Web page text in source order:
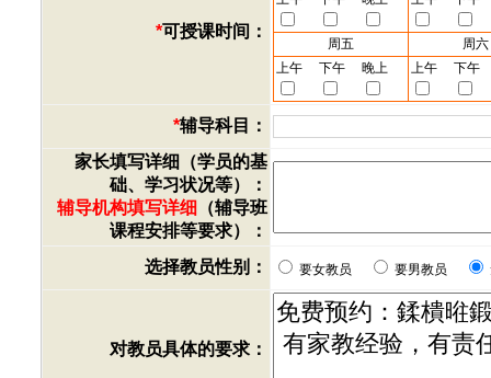
*可授课时间：
周五
周六
上午
下午 晚上 上午 下午
*辅导科目：
家长填写详细（学员的基
础、学习状况等）：
辅导机构填写详细 （辅导班
课程安排等要求）：
选择教员性别：
要女教员 要男教员
对教员具体的要求：